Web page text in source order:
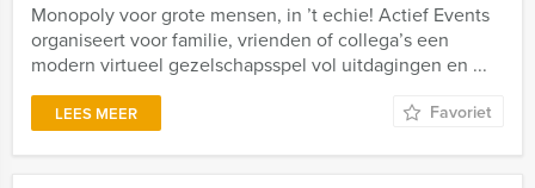
Monopoly voor grote mensen, in ’t echie! Actief Events
organiseert voor familie, vrienden of collega’s een
modern virtueel gezelschapsspel vol uitdagingen en ...
LEES MEER Favoriet